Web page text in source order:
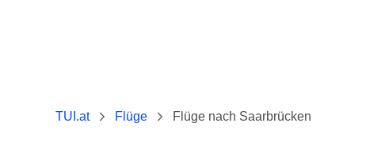
TUI.at Flüge Flüge nach Saarbrücken